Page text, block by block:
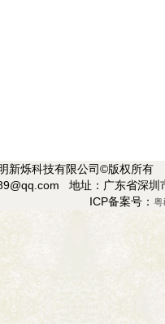
新烁科技有限公司©版权所
地址：广东省深圳
ICP备案号：